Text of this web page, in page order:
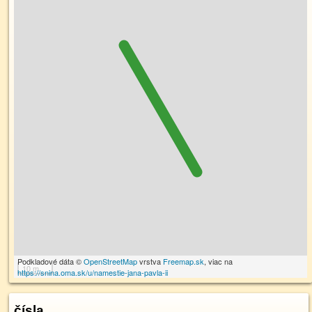
10 m
Podkladové dáta ©OpenStreetMapvrstva Freemap.sk, viac na
https://snina.oma.sk/u/namestie-jana-pavla-ii